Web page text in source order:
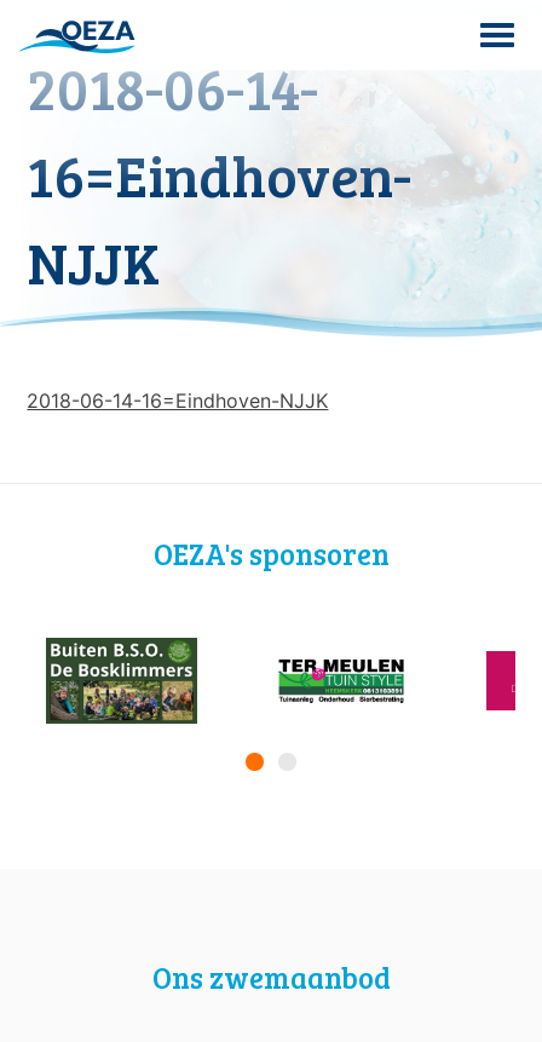
content
Search
2018-06-14-
16=Eindhoven-
NJJK
2018-06-14-16=Eindhoven-NJJK
OEZA's sponsoren
Ons zwemaanbod